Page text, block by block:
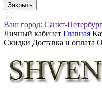
Закрыть
Ваш город: Санкт-Петербург
Личный кабинет Главная
Скидки Доставка и оплата